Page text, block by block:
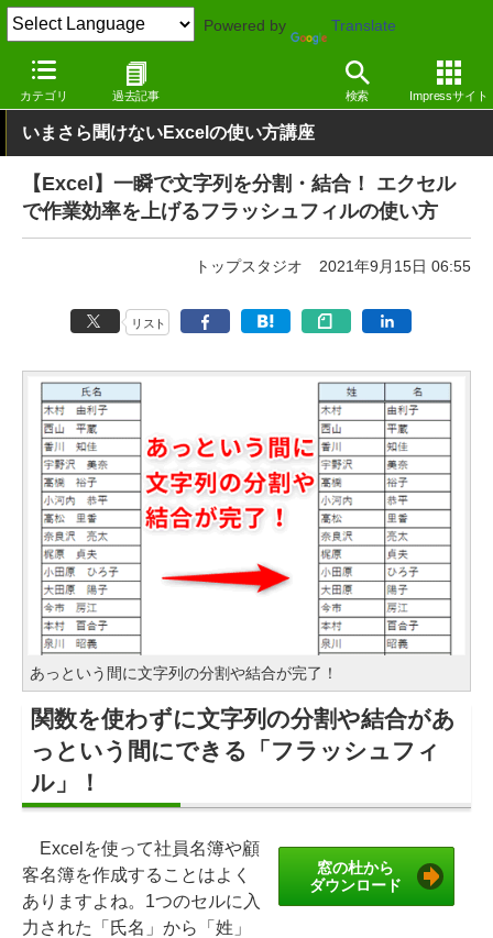
Powered by Translate
カテゴリ 過去記事 検索 Impressサイト
窓の杜 オフィス・ドキュメント Windows
いまさら聞けないExcelの使い方講座
【Excel】一瞬で文字列を分割・結合！ エクセル
で作業効率を上げるフラッシュフィルの使い方
トップスタジオ 2021年9月15日 06:55
リスト
あっという間に文字列の分割や結合が完了！
関数を使わずに文字列の分割や結合があ
っという間にできる「フラッシュフィ
ル」！
窓の杜から
ダウンロード
Excelを使って社員名簿や顧
客名簿を作成することはよく
ありますよね。1つのセルに入
力された「氏名」から「姓」